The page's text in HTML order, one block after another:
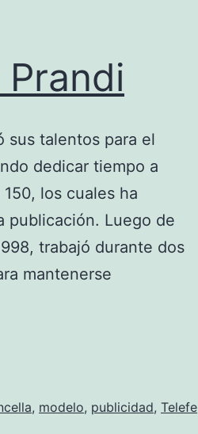
sus talentos para el
dedicar tiempo a
los cuales ha
publicación. Luego de
trabajó durante dos
mantenerse
, modelo, publicidad, Telefe